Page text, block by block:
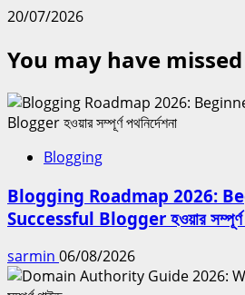
20/07/2026
You may have missed
Blogging
Blogging Roadmap 2026:
Successful Blogger হওয়ার সম্পূর্ণ
sarmin 06/08/2026